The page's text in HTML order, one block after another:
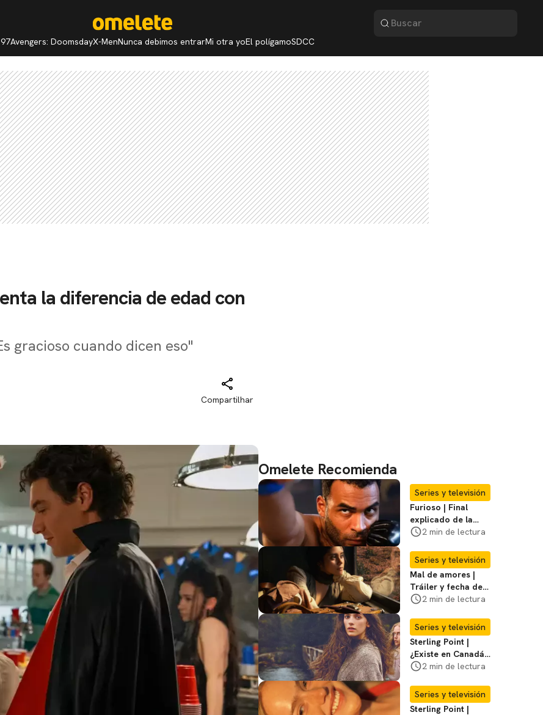
Avengers: DoomsdayX-MenNunca debimos entrarMi otra yoEl polígamoSDCC
la diferencia de edad con
gracioso cuando dicen eso"
Compartilhar
Omelete Recomienda
Series y televisión
Furioso | Final
explicado de la
serie brasileña de
2 min de lectura
Series y televisión
Mal de amores |
Tráiler y fecha de
estreno de la nueva
2 min de lectura
Series y televisión
Sterling Point |
¿Existe en Canadá
la isla de la que
Entérate
2 min de lectura
Series y televisión
Sterling Point |